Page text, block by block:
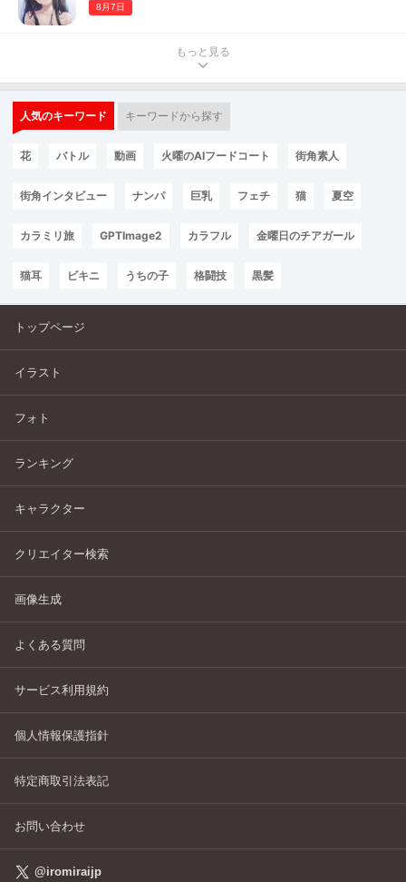
8月7日
もっと見る
人気のキーワード キーワードから探す
花 バトル 動画 火曜のAIフードコート 街角素人
街角インタビュー ナンパ 巨乳 フェチ 猫 夏空
カラミリ旅 GPTImage2 カラフル 金曜日のチアガール
猫耳 ビキニ うちの子 格闘技 黒髪
トップページ
イラスト
フォト
ランキング
キャラクター
クリエイター検索
画像生成
よくある質問
サービス利用規約
個人情報保護指針
特定商取引法表記
お問い合わせ
@iromiraijp